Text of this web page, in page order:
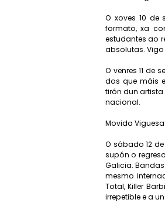
O xoves 10 de
formato, xa
estudantes ao
absolutas.
O venres 11 de
dos que máis
tirón dun
nacional.
Movida
O sábado 12
supón o
Galicia.
mesmo
Total, Killer
irrepetible e a